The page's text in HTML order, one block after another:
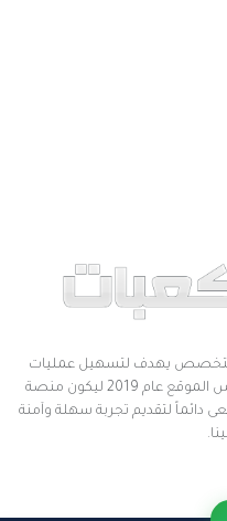
متخصص يهدف لتسهيل عمليات
البيع والشراء بين الأفراد والشركات. تأسس الموقع عام 2019 ليكون منصة
دائماً لتقديم تجربة سهلة وآمنة